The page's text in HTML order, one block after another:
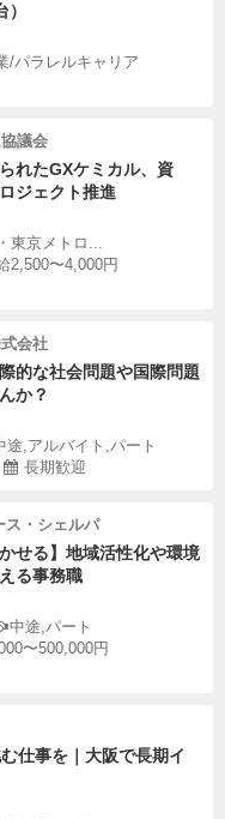
/パラレルキャリア
議会
れたGXケミカル、資
ジェクト推進
東京メトロ...
2,500〜4,000円
会社
的な社会問題や国際問題
か？
途,アルバイト,パート
長期歓迎
ス・シェルパ
せる】地域活性化や環境
る事務職
中途,パート
〜500,000円
仕事を｜大阪で長期イ